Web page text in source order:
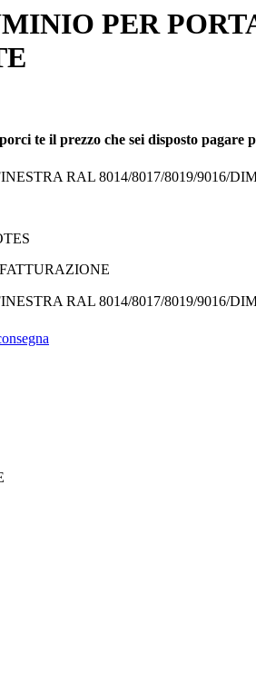
PER
te il prezzo che sei disposto
RAL 8014/8017/8019/9016/
RAL 8014/8017/8019/9016/